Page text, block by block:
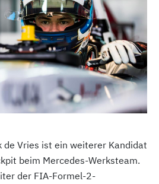
de Vries ist ein weiterer Kandidat
beim Mercedes-Werksteam.
der FIA-Formel-2-